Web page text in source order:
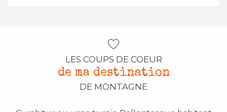
LES COUPS DE COEUR
de ma destination
DE MONTAGNE